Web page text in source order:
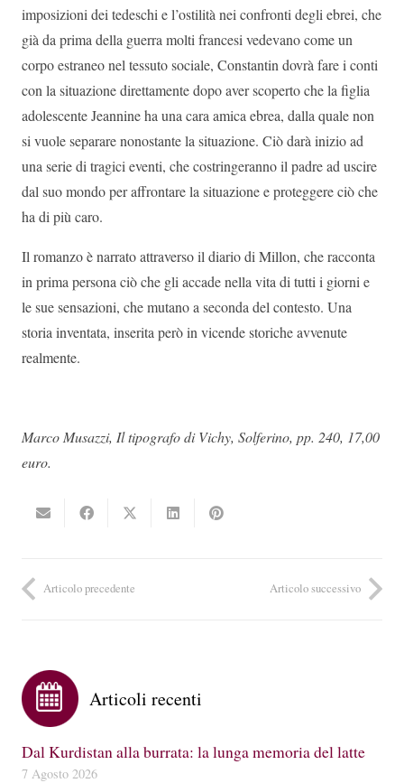
imposizioni dei tedeschi e l’ostilità nei confronti degli ebrei, che
già da prima della guerra molti francesi vedevano come un
corpo estraneo nel tessuto sociale, Constantin dovrà fare i conti
con la situazione direttamente dopo aver scoperto che la figlia
adolescente Jeannine ha una cara amica ebrea, dalla quale non
si vuole separare nonostante la situazione. Ciò darà inizio ad
una serie di tragici eventi, che costringeranno il padre ad uscire
dal suo mondo per affrontare la situazione e proteggere ciò che
ha di più caro.
Il romanzo è narrato attraverso il diario di Millon, che racconta
in prima persona ciò che gli accade nella vita di tutti i giorni e
le sue sensazioni, che mutano a seconda del contesto. Una
storia inventata, inserita però in vicende storiche avvenute
realmente.
Marco Musazzi, Il tipografo di Vichy, Solferino, pp. 240, 17,00
euro.
Articolo precedente Articolo successivo
Articoli recenti
Dal Kurdistan alla burrata: la lunga memoria del latte
7 Agosto 2026